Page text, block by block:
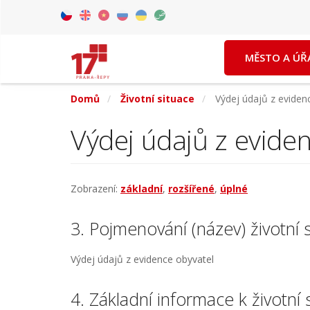
MĚSTO A
Domů Životní situace Výdej údajů z
Výdej údajů z
Zobrazení: základní, rozšířené, úplné
3. Pojmenování (název) životní
Výdej údajů z evidence obyvatel
4. Základní informace k životní